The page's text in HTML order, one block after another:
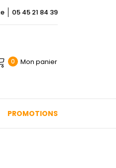
05 45 21 84 39
0 Mon panier
PROMOTIONS